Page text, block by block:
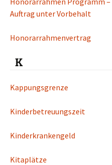
Auftrag unter Vorbehalt
Honorarrahmenvertrag
K
Kappungsgrenze
Kinderbetreuungszeit
Kinderkrankengeld
Kitaplätze